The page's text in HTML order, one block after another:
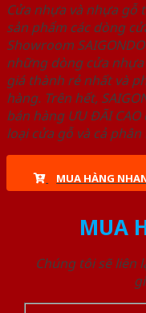
Cửa nhựa và nhựa gỗ
sản phẩm các dòng
Showroom
những dòng cửa
giá thành rẻ nhất và
hàng. Trên hết,
bán hàng ƯU ĐÃI
loại cửa gỗ và cả
MUA HÀNG
MUA
Chúng tôi sẽ liên